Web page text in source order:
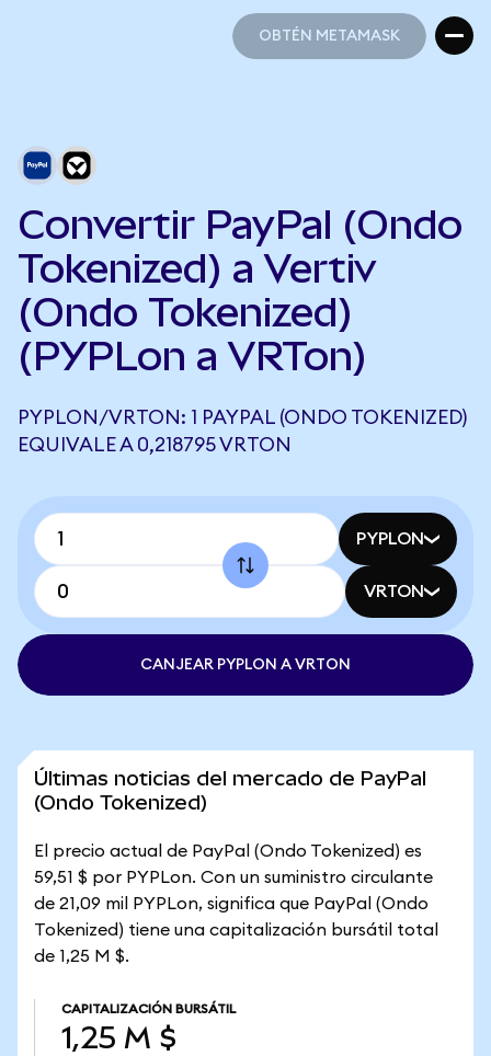
OBTÉN METAMASK
Convertir PayPal (Ondo
Tokenized) a Vertiv
(Ondo Tokenized)
(PYPLon a VRTon)
PYPLON/VRTON: 1 PAYPAL (ONDO TOKENIZED)
EQUIVALE A 0,218795 VRTON
PYPLON
VRTON
CANJEAR PYPLON A VRTON
Últimas noticias del mercado de PayPal
(Ondo Tokenized)
El precio actual de PayPal (Ondo Tokenized) es
59,51 $ por PYPLon. Con un suministro circulante
de 21,09 mil PYPLon, significa que PayPal (Ondo
Tokenized) tiene una capitalización bursátil total
de 1,25 M $.
CAPITALIZACIÓN BURSÁTIL
1,25 M $